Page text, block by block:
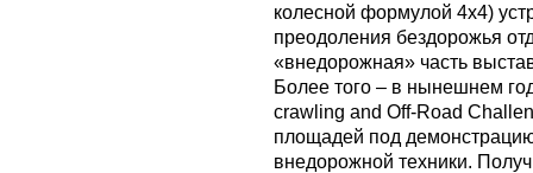
колесной формулой 4х4)
преодоления бездорожья
«внедорожная» часть
Более того – в нынешнем
crawling and Off-Road
площадей под
внедорожной техники.